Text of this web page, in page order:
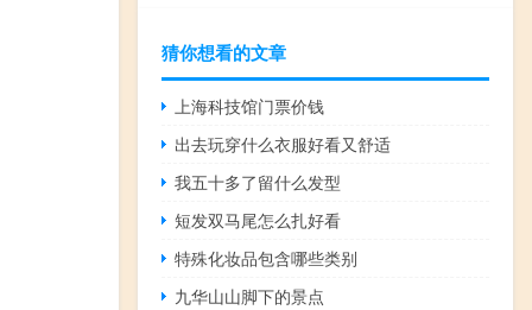
猜你想看的文章
上海科技馆门票价钱
出去玩穿什么衣服好看又舒适
我五十多了留什么发型
短发双马尾怎么扎好看
特殊化妆品包含哪些类别
九华山山脚下的景点